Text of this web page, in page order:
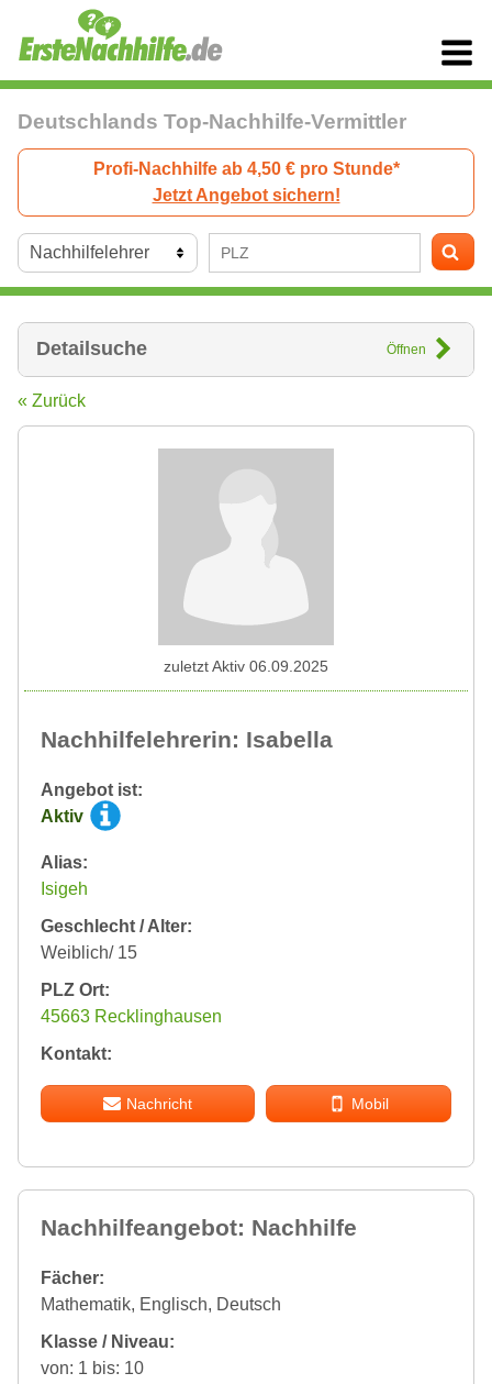
Deutschlands Top-Nachhilfe-Vermittler
Profi-Nachhilfe ab 4,50 € pro Stunde*
Jetzt Angebot sichern!
Detailsuche Öffnen
« Zurück
Nachhilfelehrerin: Isabella
Angebot ist:
Aktiv
Alias:
Isigeh
Geschlecht / Alter:
Weiblich/ 15
PLZ Ort:
45663 Recklinghausen
Kontakt:
Nachricht Mobil
zuletzt Aktiv 06.09.2025
Nachhilfeangebot: Nachhilfe
Fächer:
Mathematik, Englisch, Deutsch
Klasse / Niveau:
von: 1 bis: 10